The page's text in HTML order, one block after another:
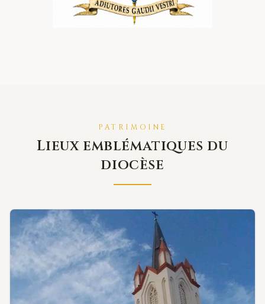
PATRIMOINE
Lieux emblématiques du
diocèse